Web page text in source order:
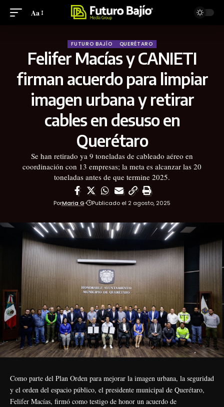
Aa
FUTURO BAJÍO QUERÉTARO
Felifer Macías y CANIETI
firman acuerdo para limpiar
imagen urbana y retirar
cables en desuso en
Querétaro
Se han retirado ya 9 toneladas de cableado aéreo en
coordinación con 13 empresas; la meta es alcanzar las 20
toneladas antes de que termine 2025.
PorMaria G Publicado el 2 agosto, 2025
Como parte del Plan Orden para mejorar la imagen urbana, la seguridad
y el orden del espacio público, el presidente municipal de Querétaro,
Felifer Macías, firmó como testigo de honor un acuerdo de